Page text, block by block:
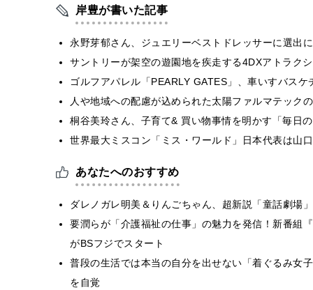
岸豊が書いた記事
永野芽郁さん、ジュエリーベストドレッサーに選出
サントリーが架空の遊園地を疾走する4DXアトラク
ゴルフアパレル「PEARLY GATES」、車いすバス
人や地域への配慮が込められた太陽ファルマテック
桐谷美玲さん、子育て& 買い物事情を明かす「毎
世界最大ミスコン「ミス・ワールド」日本代表は山
あなたへのおすすめ
ダレノガレ明美＆りんごちゃん、超新説「童話劇場
要潤らが「介護福祉の仕事」の魅力を発信！新番組
がBSフジでスタート
普段の生活では本当の自分を出せない「着ぐるみ女
を自覚